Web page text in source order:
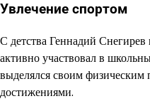
Увлечение спортом
С детства Геннадий
активно участвовал в
выделялся своим
достижениями.